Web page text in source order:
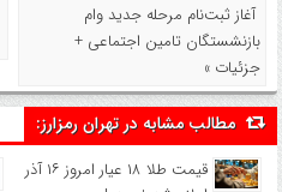
آغاز ثبت‌نام مرحله جدید وام
بازنشستگان تامین اجتماعی +
جزئیات »
مطالب مشابه در تهران رمزارز:
قیمت طلا ۱۸ عیار امروز ۱۶ آذر